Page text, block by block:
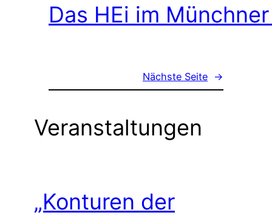
Das HEi im
Nächste Seite →
Veranstaltungen
„Konturen der